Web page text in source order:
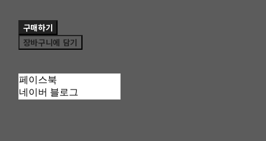
구매하기
장바구니에 담기
페이스북
네이버 블로그